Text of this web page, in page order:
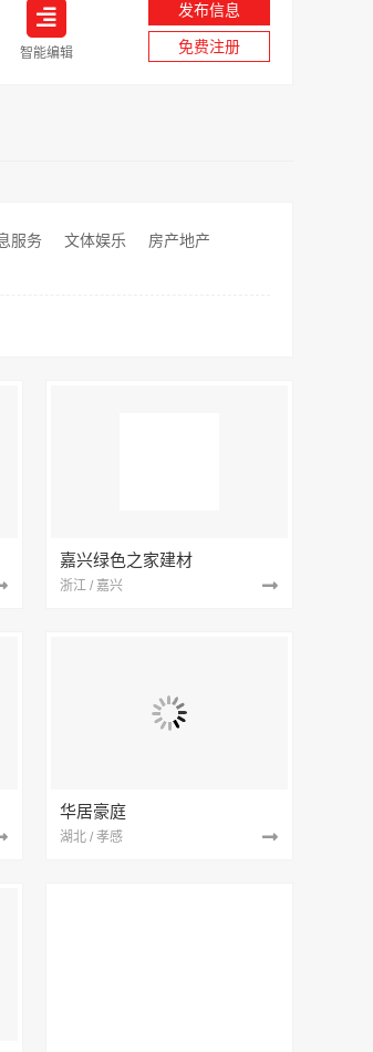
智能编辑
发布信息
免费注册
服务 文体娱乐
房产地产
嘉兴绿色之家建材
浙江 / 嘉兴
华居豪庭
湖北 / 孝感